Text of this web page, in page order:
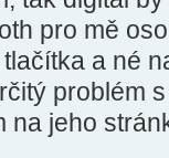
pro mě
a né
problém
na jeho